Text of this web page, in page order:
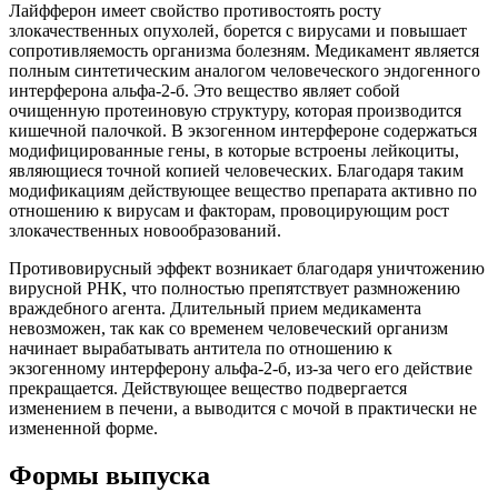
Лайфферон имеет свойство противостоять росту
злокачественных опухолей, борется с вирусами и повышает
сопротивляемость организма болезням. Медикамент является
полным синтетическим аналогом человеческого эндогенного
интерферона альфа-2-б. Это вещество являет собой
очищенную протеиновую структуру, которая производится
кишечной палочкой. В экзогенном интерфероне содержаться
модифицированные гены, в которые встроены лейкоциты,
являющиеся точной копией человеческих. Благодаря таким
модификациям действующее вещество препарата активно по
отношению к вирусам и факторам, провоцирующим рост
злокачественных новообразований.
Противовирусный эффект возникает благодаря уничтожению
вирусной РНК, что полностью препятствует размножению
враждебного агента. Длительный прием медикамента
невозможен, так как со временем человеческий организм
начинает вырабатывать антитела по отношению к
экзогенному интерферону альфа-2-б, из-за чего его действие
прекращается. Действующее вещество подвергается
изменением в печени, а выводится с мочой в практически не
измененной форме.
Формы выпуска